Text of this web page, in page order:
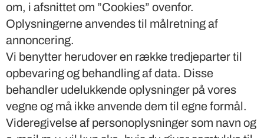
om, i afsnittet om ”Cookies” ovenfor.
Oplysningerne anvendes til målretning af
annoncering.
Vi benytter herudover en række tredjeparter til
opbevaring og behandling af data. Disse
behandler udelukkende oplysninger på vores
vegne og må ikke anvende dem til egne formål.
Videregivelse af personoplysninger som navn og